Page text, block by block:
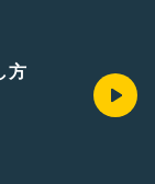
方